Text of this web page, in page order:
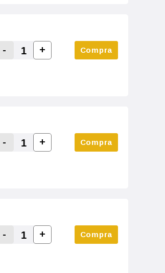
Decrease Quantity:
-
Increase Quantity:
+ Compra
Decrease Quantity:
-
Increase Quantity:
+ Compra
Decrease Quantity:
-
Increase Quantity:
+ Compra